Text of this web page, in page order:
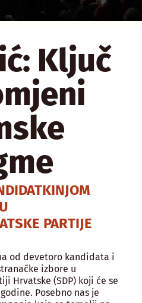
Ključ
PARTIJE
od devetoro kandidata i
izbore u
Hrvatske (SDP) koji će se
Posebno nas je